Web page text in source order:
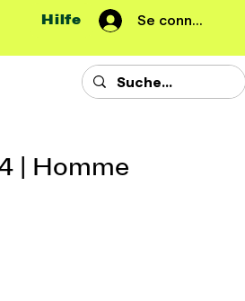
Hilfe Se connecter
| Homme